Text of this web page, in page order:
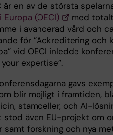
är en av de största
(OECI)
med
i avancerad vård och
för ”Ackreditering och
vid OECI inledde
expertise”.
gavs
blir möjligt i framtiden,
stamceller, och AI-
stod även EU-projekt om
samt forskning och nya